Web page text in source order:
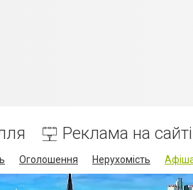
Реклама на сайті
Оголошення Нерухомість